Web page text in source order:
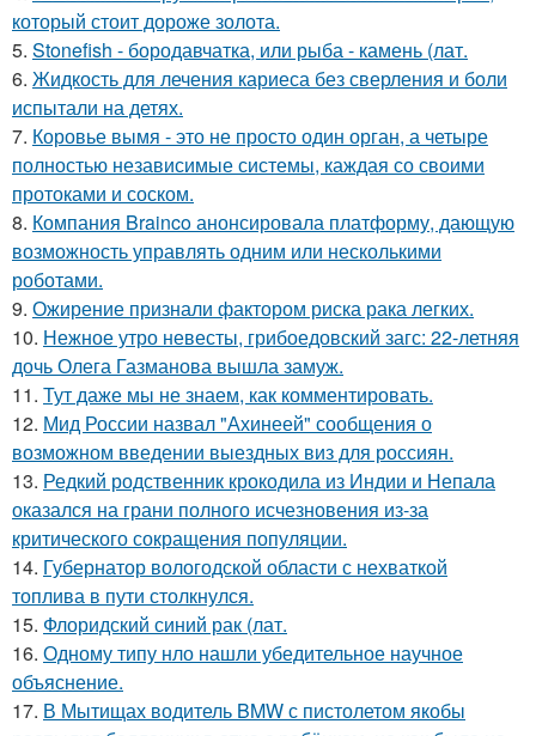
который стоит дороже золота.
5. Stonefish - бородавчатка, или рыба - камень (лат.
6. Жидкость для лечения кариеса без сверления и боли
испытали на детях.
7. Коровье вымя - это не просто один орган, а четыре
полностью независимые системы, каждая со своими
протоками и соском.
8. Компания Brainco анонсировала платформу, дающую
возможность управлять одним или несколькими
роботами.
9. Ожирение признали фактором риска рака легких.
10. Нежное утро невесты, грибоедовский загс: 22-летняя
дочь Олега Газманова вышла замуж.
11. Тут даже мы не знаем, как комментировать.
12. Мид России назвал "Ахинеей" сообщения о
возможном введении выездных виз для россиян.
13. Редкий родственник крокодила из Индии и Непала
оказался на грани полного исчезновения из-за
критического сокращения популяции.
14. Губернатор вологодской области с нехваткой
топлива в пути столкнулся.
15. Флоридский синий рак (лат.
16. Одному типу нло нашли убедительное научное
объяснение.
17. В Мытищах водитель BMW с пистолетом якобы